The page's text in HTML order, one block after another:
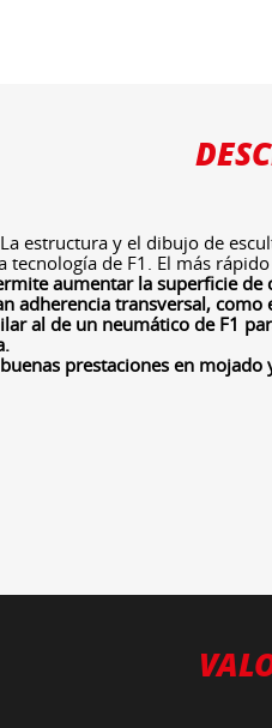
La estructura y el dibujo de
tecnología de F1. El más
aumentar la superficie
adherencia transversal, como
al de un neumático de F1
prestaciones en mojado